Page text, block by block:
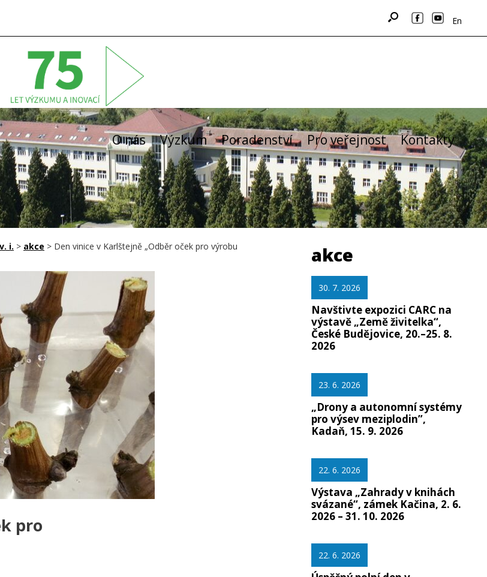
En
O nás Výzkum Poradenství Pro veřejnost Kontakty
i. > akce > Den vinice v Karlštejně „Odběr oček pro výrobu
pro
akce
30. 7. 2026
Navštivte expozici CARC na
výstavě „Země živitelka“,
České Budějovice, 20.–25. 8.
2026
23. 6. 2026
„Drony a autonomní systémy
pro výsev meziplodin”,
Kadaň, 15. 9. 2026
22. 6. 2026
Výstava „Zahrady v knihách
svázané“, zámek Kačina, 2. 6.
2026 – 31. 10. 2026
22. 6. 2026